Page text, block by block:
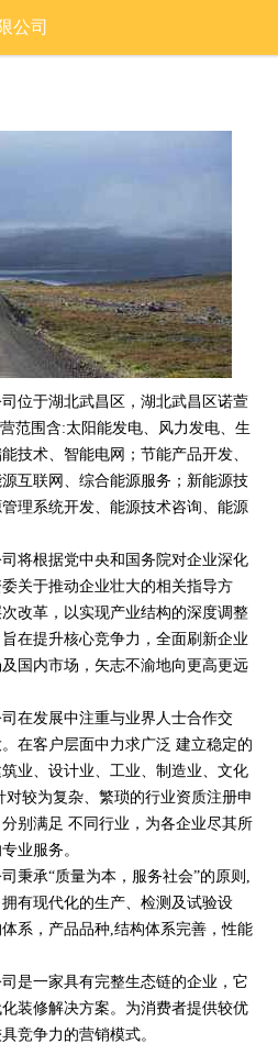
公司
位于湖北武昌区，湖北武昌区诺萱
范围含:太阳能发电、风力发电、生
技术、智能电网；节能产品开发、
互联网、综合能源服务；新能源技
理系统开发、能源技术咨询、能源
将根据党中央和国务院对企业深化
关于推动企业壮大的相关指导方
改革，以实现产业结构的深度调整
在提升核心竞争力，全面刷新企业
国内市场，矢志不渝地向更高更远
在发展中注重与业界人士合作交
在客户层面中力求广泛 建立稳定的
业、设计业、工业、制造业、文化
较为复杂、繁琐的行业资质注册申
别满足 不同行业，为各企业尽其所
业服务。
秉承“质量为本，服务社会”的原则,
有现代化的生产、检测及试验设
系，产品品种,结构体系完善，性能
是一家具有完整生态链的企业，它
装修解决方案。为消费者提供较优
竞争力的营销模式。